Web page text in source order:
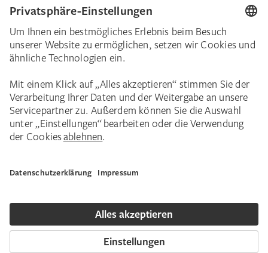
Presse
Das Städel
Spenden
Schenkungen & Nachlass
Corporate Events
Städelverein
Karriere
Städel Stories
Newsletter
DatenschutzPrivatsphäreBildnachweise
HausordnungKontakt
Copyright © 2026 Städel Museum. Alle Rechte vorbehalten.